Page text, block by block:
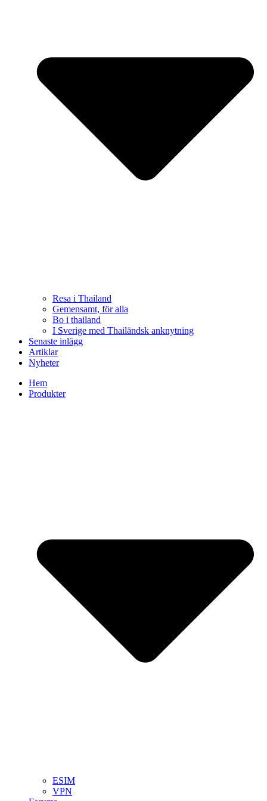
Resa i Thailand
Gemensamt, för alla
Bo i thailand
I Sverige med Thailändsk anknytning
Senaste inlägg
Artiklar
Nyheter
Hem
Produkter
ESIM
VPN